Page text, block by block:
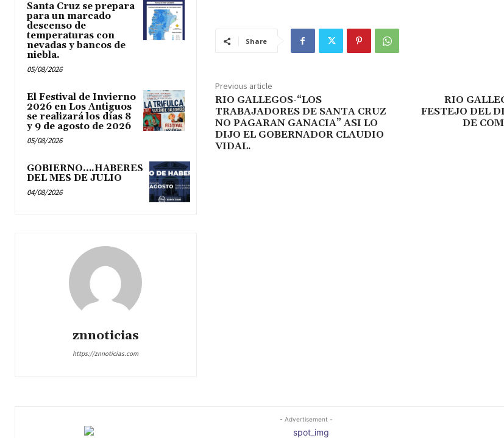
Santa Cruz se prepara
para un marcado
descenso de
temperaturas con
nevadas y bancos de
niebla.
05/08/2026
El Festival de Invierno
2026 en Los Antiguos
se realizará los días 8
y 9 de agosto de 2026
05/08/2026
GOBIERNO….HABERES
DEL MES DE JULIO
04/08/2026
znnoticias
https://znnoticias.com
Share
Previous article
RIO GALLEGOS-“LOS
TRABAJADORES DE SANTA CRUZ
NO PAGARAN GANACIA” ASI LO
DIJO EL GOBERNADOR CLAUDIO
VIDAL.
RIO
FESTEJO DEL
DE
- Advertisement -